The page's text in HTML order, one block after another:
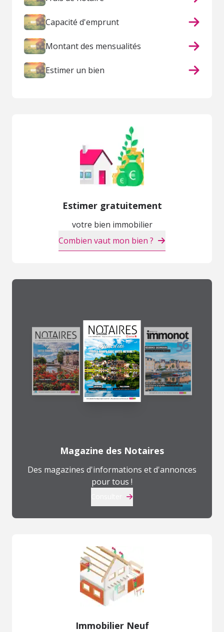
Capacité d'emprunt
Montant des mensualités
Estimer un bien
Estimer gratuitement
votre bien immobilier
Combien vaut mon bien ?
Magazine des Notaires
Des magazines d'informations et d'annonces
pour tous !
Immobilier Neuf